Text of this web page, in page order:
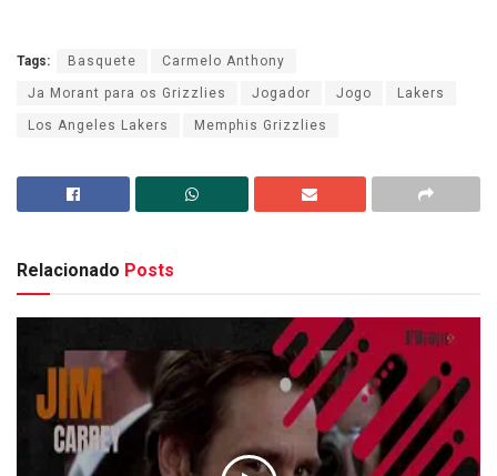
Tags: Basquete Carmelo Anthony
Ja Morant para os Grizzlies Jogador Jogo Lakers
Los Angeles Lakers Memphis Grizzlies
Relacionado Posts